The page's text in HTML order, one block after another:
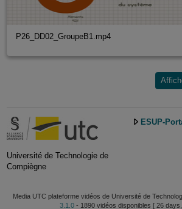
P26_DD02_GroupeB1.mp4
Université de Technologie de
Compiègne
ESUP-
Media UTC plateforme vidéos de Université de
3.1.0 - 1890 vidéos disponibles [ 26